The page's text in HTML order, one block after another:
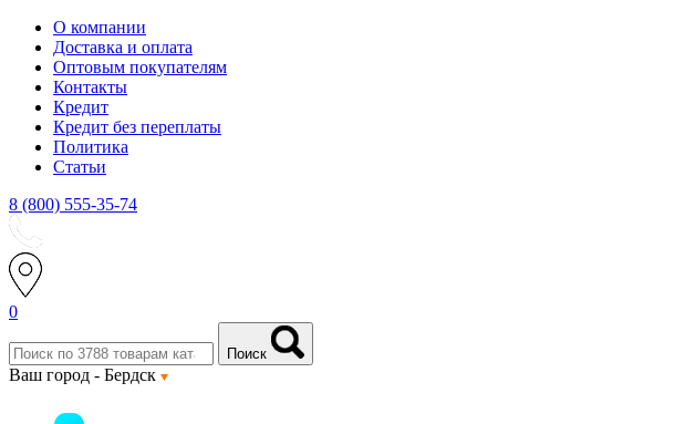
О компании
Доставка и оплата
Оптовым покупателям
Контакты
Кредит
Кредит без переплаты
Политика
Статьи
8 (800) 555-35-74
0
Поиск
Ваш город - Бердск